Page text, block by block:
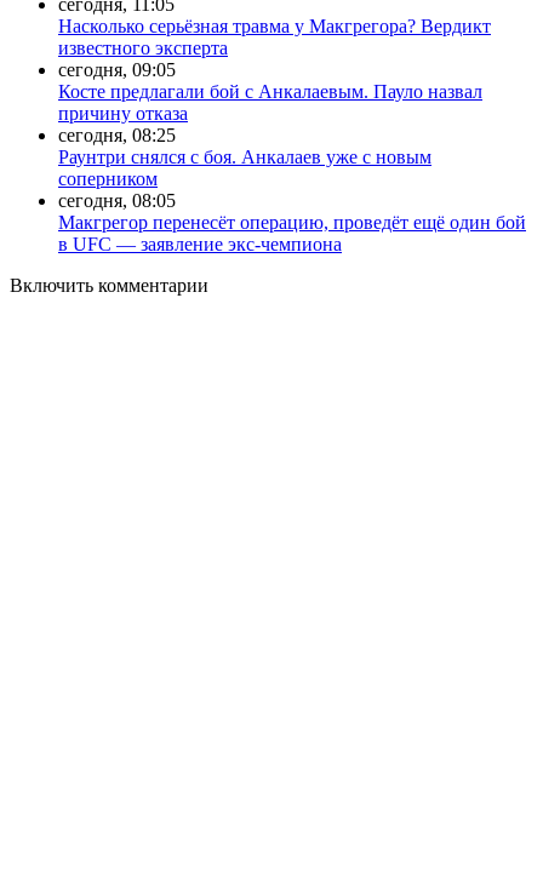
Насколько серьёзная травма у Макгрегора? Вердикт
известного эксперта
сегодня, 09:05
Косте предлагали бой с Анкалаевым. Пауло назвал
причину отказа
сегодня, 08:25
Раунтри снялся с боя. Анкалаев уже с новым
соперником
сегодня, 08:05
Макгрегор перенесёт операцию, проведёт ещё один бой
в UFC — заявление экс-чемпиона
Включить комментарии